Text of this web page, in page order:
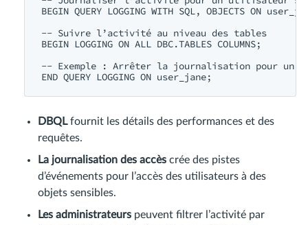
BEGIN QUERY LOGGING WITH SQL, OBJECTS ON
-- Suivre l’activité au niveau des tables
BEGIN LOGGING ON ALL DBC.TABLES COLUMNS;
-- Exemple : Arrêter la journalisation pour un
DBQLfournit les détails des performances et des
requêtes.
La journalisation des accès crée des pistes
d’événements pour l’accès des utilisateurs à des
objets sensibles.
Les administrateurs peuvent filtrer l’activité par